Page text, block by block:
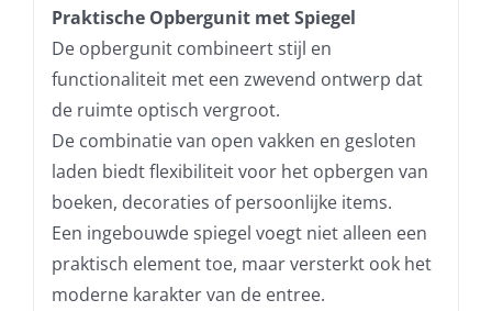
Praktische Opbergunit met Spiegel
De opbergunit combineert stijl en
functionaliteit met een zwevend ontwerp dat
de ruimte optisch vergroot.
De combinatie van open vakken en gesloten
laden biedt flexibiliteit voor het opbergen van
boeken, decoraties of persoonlijke items.
Een ingebouwde spiegel voegt niet alleen een
praktisch element toe, maar versterkt ook het
moderne karakter van de entree.